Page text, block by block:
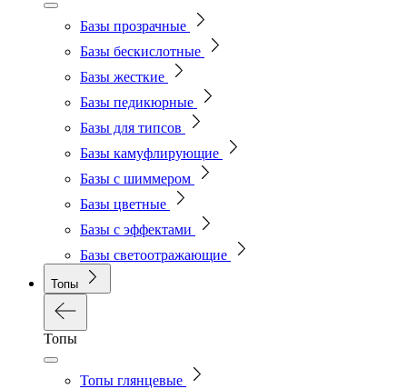
Базы прозрачные
Базы бескислотные
Базы жесткие
Базы педикюрные
Базы для типсов
Базы камуфлирующие
Базы с шиммером
Базы цветные
Базы с эффектами
Базы светоотражающие
Топы
Топы
Топы глянцевые